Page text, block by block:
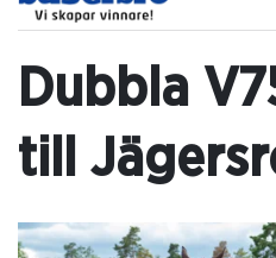
Dubbla
till